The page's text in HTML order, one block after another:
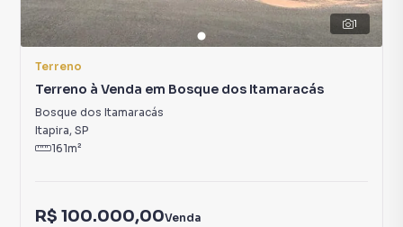
1
Terreno
Terreno à Venda em Bosque dos Itamaracás
Bosque dos Itamaracás
Itapira, SP
161m²
R$ 100.000,00Venda